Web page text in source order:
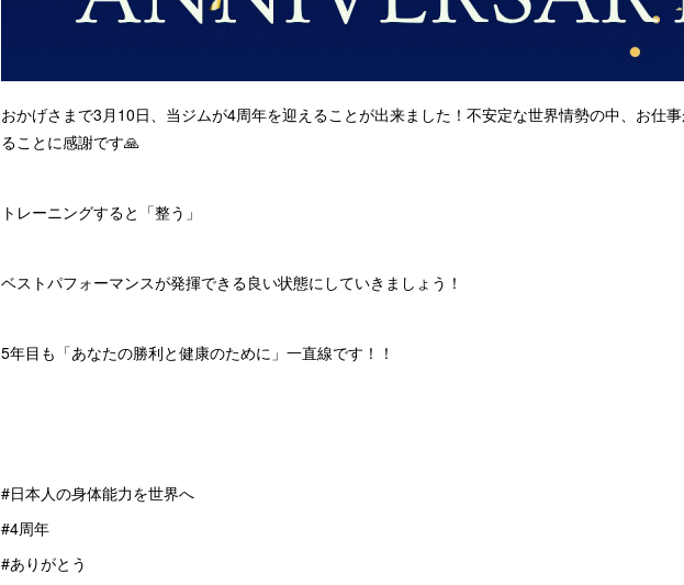
おかげさまで3月10日、当ジムが4周年を迎えることが出来ました！不安定な世界情勢の中、お仕
ることに感謝です🙏
トレーニングすると「整う」
ベストパフォーマンスが発揮できる良い状態にしていきましょう！
5年目も「あなたの勝利と健康のために」一直線です！！
#日本人の身体能力を世界へ
#4周年
#ありがとう